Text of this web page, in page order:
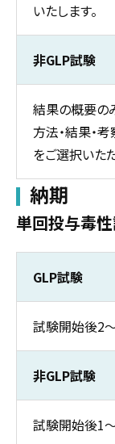
いたします。
非GLP試験
結果の概要の
方法・結果・
をご選択いた
納期
単回投与毒
GLP試験
試験開始後2
非GLP試験
試験開始後1